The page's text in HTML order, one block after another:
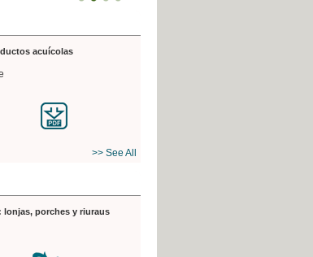
acuícolas
>> See All
lonjas, porches y riuraus